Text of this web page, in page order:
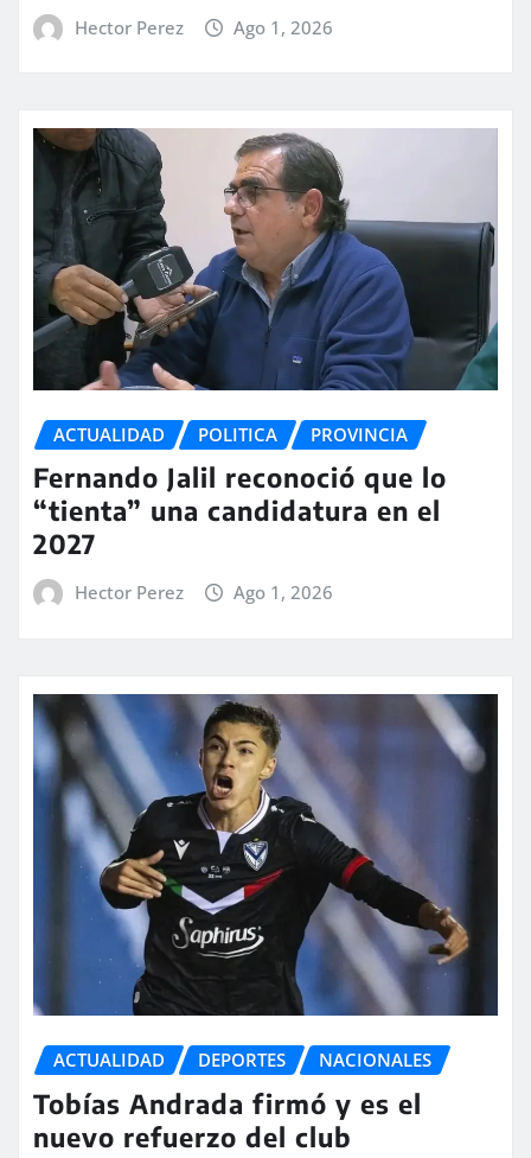
Hector Perez Ago 1, 2026
ACTUALIDAD POLITICA PROVINCIA
Fernando Jalil reconoció que lo
“tienta” una candidatura en el
2027
Hector Perez Ago 1, 2026
ACTUALIDAD DEPORTES NACIONALES
Tobías Andrada firmó y es el
nuevo refuerzo del club